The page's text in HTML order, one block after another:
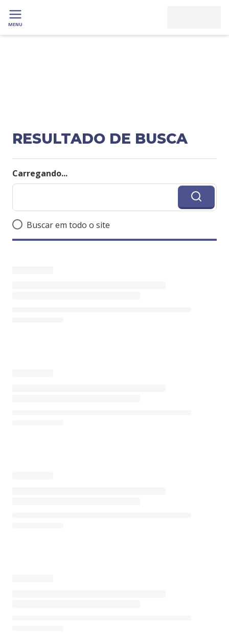
MENU
RESULTADO DE BUSCA
Carregando...
Buscar em todo o site